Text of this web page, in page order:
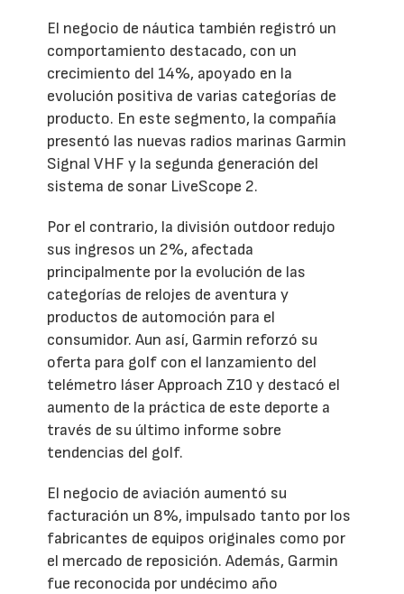
El negocio de náutica también registró un
comportamiento destacado, con un
crecimiento del 14%, apoyado en la
evolución positiva de varias categorías de
producto. En este segmento, la compañía
presentó las nuevas radios marinas Garmin
Signal VHF y la segunda generación del
sistema de sonar LiveScope 2.
Por el contrario, la división outdoor redujo
sus ingresos un 2%, afectada
principalmente por la evolución de las
categorías de relojes de aventura y
productos de automoción para el
consumidor. Aun así, Garmin reforzó su
oferta para golf con el lanzamiento del
telémetro láser Approach Z10 y destacó el
aumento de la práctica de este deporte a
través de su último informe sobre
tendencias del golf.
El negocio de aviación aumentó su
facturación un 8%, impulsado tanto por los
fabricantes de equipos originales como por
el mercado de reposición. Además, Garmin
fue reconocida por undécimo año